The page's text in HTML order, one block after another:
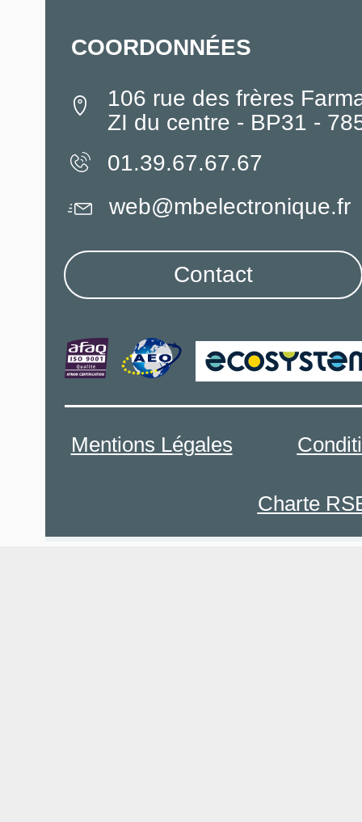
COORDONNÉES
106 rue des frères
ZI du centre - BP31 -
01.39.67.67.67
Mentions Légales
Charte
web@mbelectronique.fr
Contact